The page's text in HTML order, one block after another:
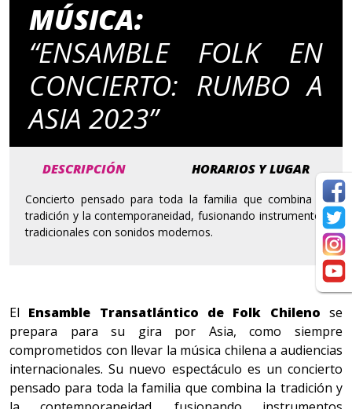
MÚSICA:
“ENSAMBLE FOLK EN
CONCIERTO: RUMBO A
ASIA 2023”
DESCRIPCIÓN HORARIOS Y LUGAR
Concierto pensado para toda la familia que combina la
tradición y la contemporaneidad, fusionando instrumentos
tradicionales con sonidos modernos.
El Ensamble Transatlántico de Folk Chileno se
prepara para su gira por Asia, como siempre
comprometidos con llevar la música chilena a audiencias
internacionales. Su nuevo espectáculo es un concierto
pensado para toda la familia que combina la tradición y